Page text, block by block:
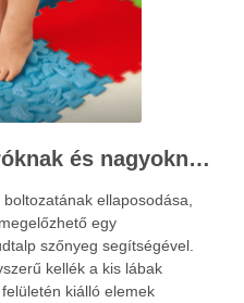
Lúdtalp szőnyeg apróknak és nagyoknak
ellaposodása,
egy
szőnyeg segítségével.
kellék a kis lábak
kiálló elemek